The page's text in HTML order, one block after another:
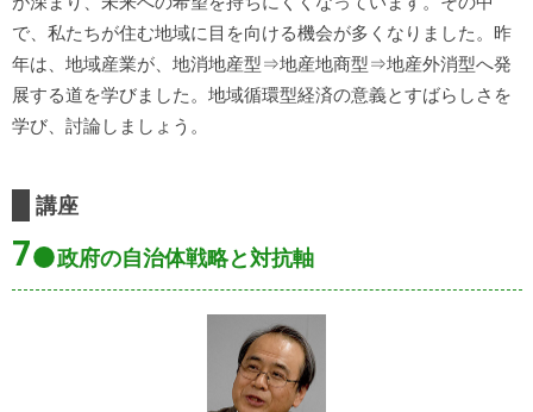
で、私たちが住む地域に目を向ける機会が多くなりました。昨
年は、地域産業が、地消地産型⇒地産地商型⇒地産外消型へ発
展する道を学びました。地域循環型経済の意義とすばらしさを
学び、討論しましょう。
講座
7 政府の自治体戦略と対抗軸